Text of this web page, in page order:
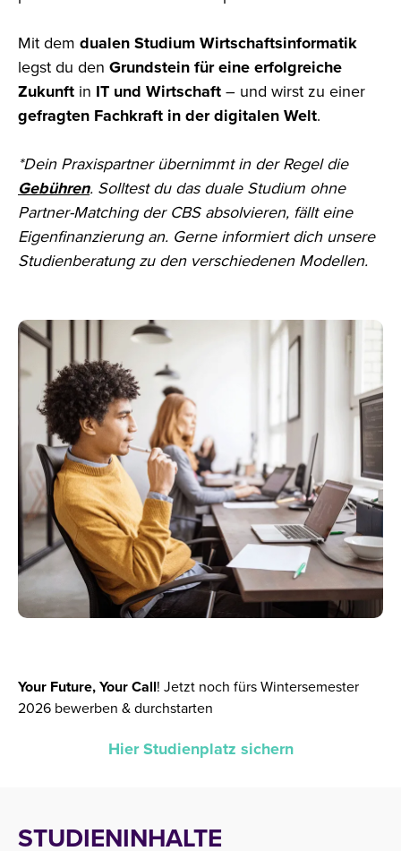
Mit dem dualen Studium Wirtschaftsinformatik
legst du den Grundstein für eine erfolgreiche
Zukunft in IT und Wirtschaft – und wirst zu einer
gefragten Fachkraft in der digitalen Welt.
*Dein Praxispartner übernimmt in der Regel die
Gebühren. Solltest du das duale Studium ohne
Partner-Matching der CBS absolvieren, fällt eine
Eigenfinanzierung an. Gerne informiert dich unsere
Studienberatung zu den verschiedenen Modellen.
Your Future, Your Call! Jetzt noch fürs Wintersemester
2026 bewerben & durchstarten
Hier Studienplatz sichern
STUDIENINHALTE